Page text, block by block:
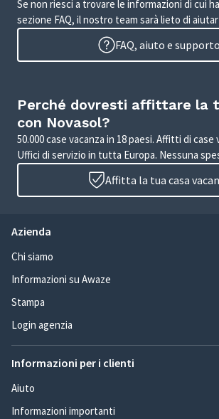
Se non riesci a trovare le informazioni di cui
sezione FAQ, il nostro team sarà lieto di
FAQ, aiuto e supporto
Perché dovresti affittare la
con Novasol?
50.000 case vacanza in 18 paesi. Affitti di case
Uffici di servizio in tutta Europa. Nessuna
Affitta la tua casa
Azienda
Chi siamo
Informazioni su Awaze
Stampa
Login agenzia
Informazioni per i clienti
Aiuto
Informazioni importanti